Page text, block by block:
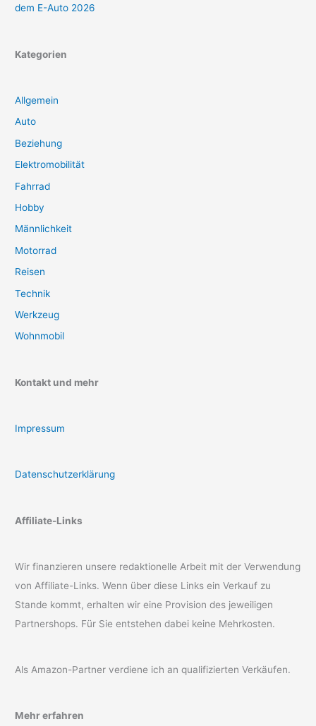
dem E-Auto 2026
Kategorien
Allgemein
Auto
Beziehung
Elektromobilität
Fahrrad
Hobby
Männlichkeit
Motorrad
Reisen
Technik
Werkzeug
Wohnmobil
Kontakt und mehr
Impressum
Datenschutzerklärung
Affiliate-Links
Wir finanzieren unsere redaktionelle Arbeit mit der Verwendung
von Affiliate-Links. Wenn über diese Links ein Verkauf zu
Stande kommt, erhalten wir eine Provision des jeweiligen
Partnershops. Für Sie entstehen dabei keine Mehrkosten.
Als Amazon-Partner verdiene ich an qualifizierten Verkäufen.
Mehr erfahren